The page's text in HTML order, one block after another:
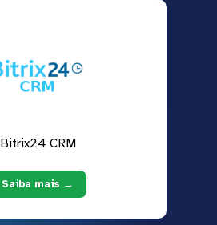
Bitrix24 CRM
Saiba mais →